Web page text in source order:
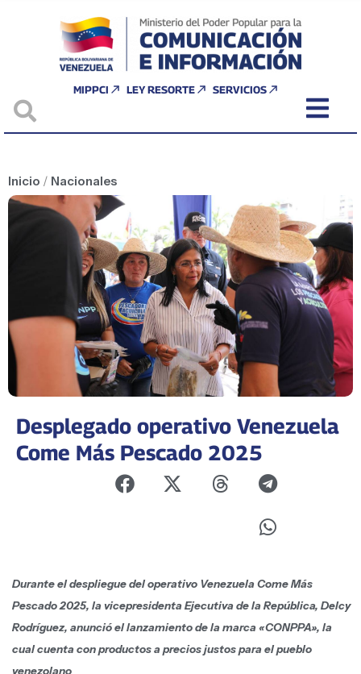
MIPPCI LEY RESORTE SERVICIOS
Inicio / Nacionales
Desplegado operativo Venezuela
Come Más Pescado 2025
Durante el despliegue del operativo Venezuela Come Más
Pescado 2025, la vicepresidenta Ejecutiva de la República, Delcy
Rodríguez, anunció el lanzamiento de la marca «CONPPA», la
cual cuenta con productos a precios justos para el pueblo
venezolano